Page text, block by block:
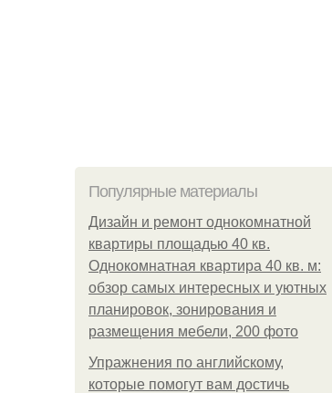
Популярные материалы
Дизайн и ремонт однокомнатной
квартиры площадью 40 кв.
Однокомнатная квартира 40 кв. м:
обзор самых интересных и уютных
планировок, зонирования и
размещения мебели, 200 фото
Упражнения по английскому,
которые помогут вам достичь